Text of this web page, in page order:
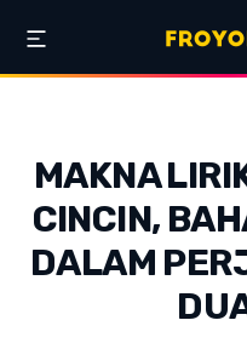
MAKNA
CINCIN,
DALAM